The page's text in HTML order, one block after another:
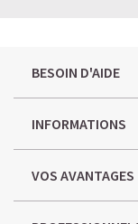
BESOIN D'AIDE
INFORMATIONS
VOS AVANTAGES